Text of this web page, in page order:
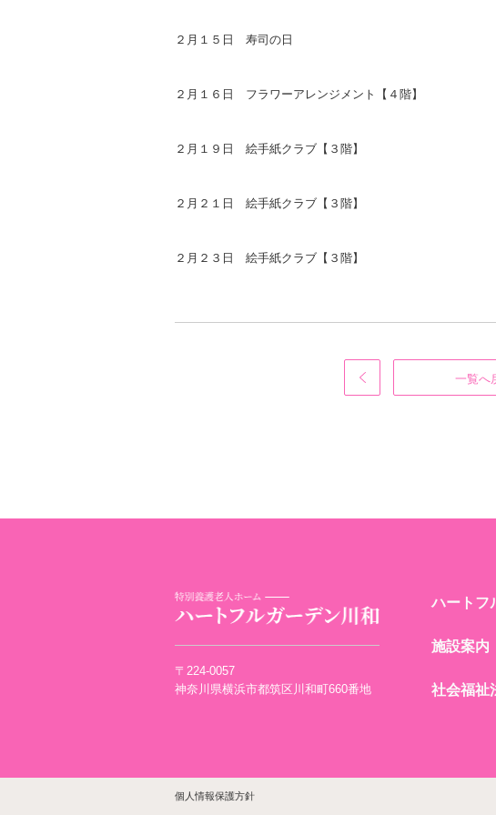
２月１５日 寿司の日
２月１６日 フラワーアレンジメント【４階】
２月１９日 絵手紙クラブ【３階】
２月２１日 絵手紙クラブ【３階】
２月２３日 絵手紙クラブ【３階】
一覧へ
〒224-0057
神奈川県横浜市都筑区川和町660番地
ハートフ
施設案内
社会福祉
個人情報保護方針